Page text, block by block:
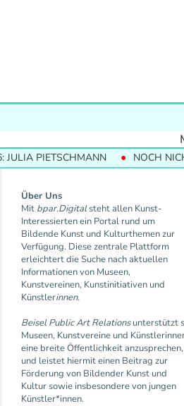
NOCH NICHT: UTOPIE
Über Uns
Mit bpar.Digitalsteht allen Kunst-
Interessierten ein Portal rund um
Bildende Kunst und Kulturthemen zur
Verfügung. Diese zentrale Plattform
erleichtert die Suche nach aktuellen
Informationen von Museen,
Kunstvereinen, Kunstinitiativen und
Künstlerinnen.
Beisel Public Art Relationsunterstützt
Museen, Kunstvereine und
eine breite Öffentlichkeit anzusprechen,
und leistet hiermit einen Beitrag zur
Förderung von Bildender Kunst und
Kultur sowie insbesondere von jungen
Künstler*innen.